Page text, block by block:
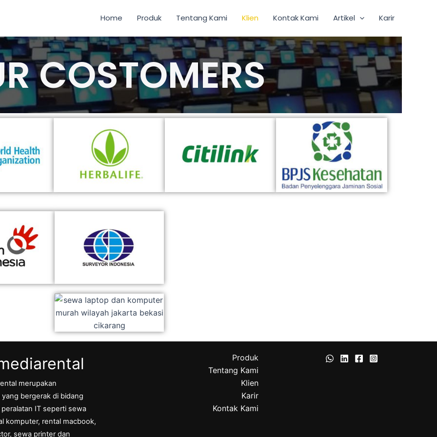
Home Produk Tentang Kami Klien Kontak Kami Artikel Karir
COSTOMERS
merupakan
bergerak di bidang
IT seperti sewa
komputer, rental macbook,
sewa printer dan
Produk
Tentang Kami
Klien
Karir
Kontak Kami